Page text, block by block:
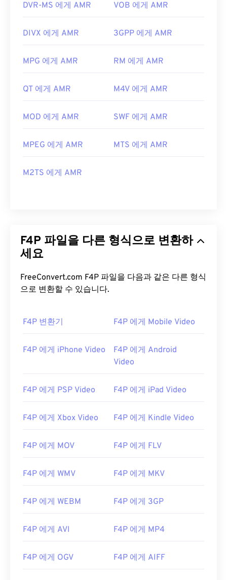
DVR-MS 에게 AMR VOB 에게 AMR
DIVX 에게 AMR 3GPP 에게 AMR
MPG 에게 AMR RM 에게 AMR
QT 에게 AMR M4V 에게 AMR
MOD 에게 AMR SWF 에게 AMR
MPEG 에게 AMR MTS 에게 AMR
M2TS 에게 AMR
F4P 파일을 다른 형식으로 변환하
세요
FreeConvert.com F4P 파일을 다음과 같은 다른 형식
으로 변환할 수 있습니다.
F4P 변환기 F4P 에게 Mobile Video
F4P 에게 iPhone Video
F4P 에게 Android
Video
F4P 에게 PSP Video F4P 에게 iPad Video
F4P 에게 Xbox Video F4P 에게 Kindle Video
F4P 에게 MOV F4P 에게 FLV
F4P 에게 WMV F4P 에게 MKV
F4P 에게 WEBM F4P 에게 3GP
F4P 에게 AVI F4P 에게 MP4
F4P 에게 OGV F4P 에게 AIFF